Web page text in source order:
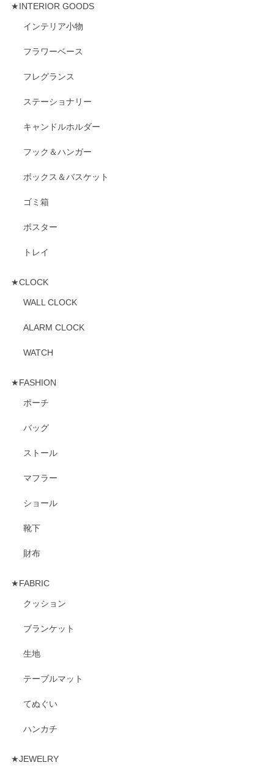
★INTERIOR GOODS
インテリア小物
フラワーベース
フレグランス
ステーショナリー
キャンドルホルダー
フック＆ハンガー
ボックス＆バスケット
ゴミ箱
ポスター
トレイ
★CLOCK
WALL CLOCK
ALARM CLOCK
WATCH
★FASHION
ポーチ
バッグ
ストール
マフラー
ショール
靴下
財布
★FABRIC
クッション
ブランケット
生地
テーブルマット
てぬぐい
ハンカチ
★JEWELRY